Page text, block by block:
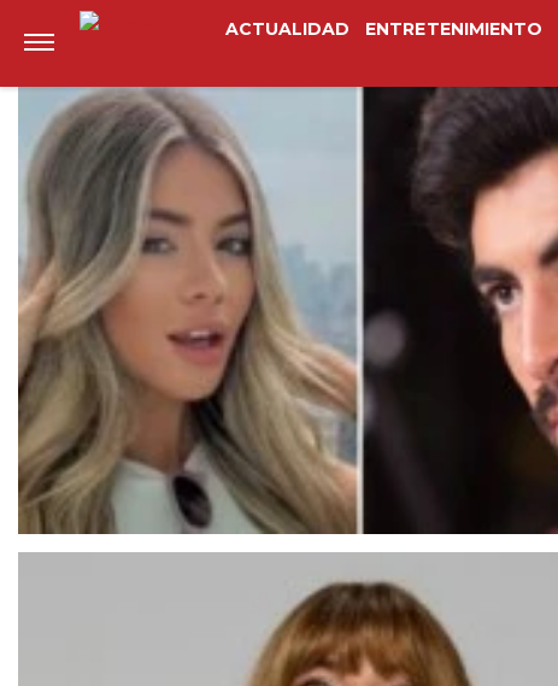
ACTUALIDAD ENTRETENIMIENTO
AnteriorSiguiente